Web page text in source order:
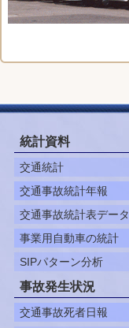
統計資料
交通統計
交通事故統計年報
交通事故統計表データ
事業用自動車の統計
SIPパターン分析
事故発生状況
交通事故死者日報